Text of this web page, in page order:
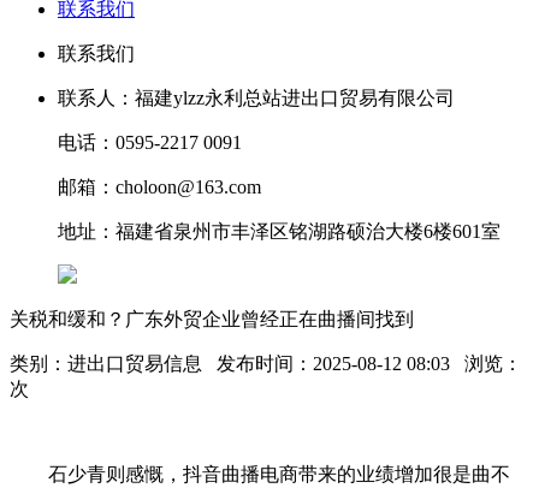
联系我们
联系我们
联系人：福建ylzz永利总站进出口贸易有限公司
电话：0595-2217 0091
邮箱：choloon@163.com
地址：福建省泉州市丰泽区铭湖路硕治大楼6楼601室
关税和缓和？广东外贸企业曾经正在曲播间找到
类别：进出口贸易信息 发布时间：2025-08-12 08:03 浏览：
次
石少青则感慨，抖音曲播电商带来的业绩增加很是曲不